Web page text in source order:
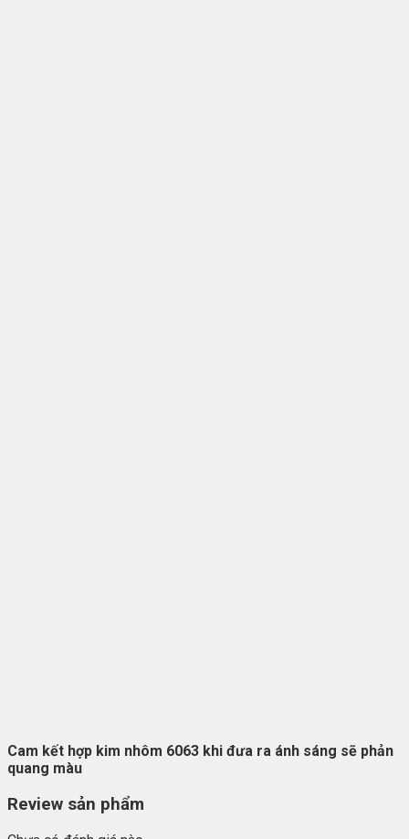
Cam kết hợp kim nhôm 6063 khi đưa ra ánh sáng sẽ phản
quang màu
Review sản phẩm